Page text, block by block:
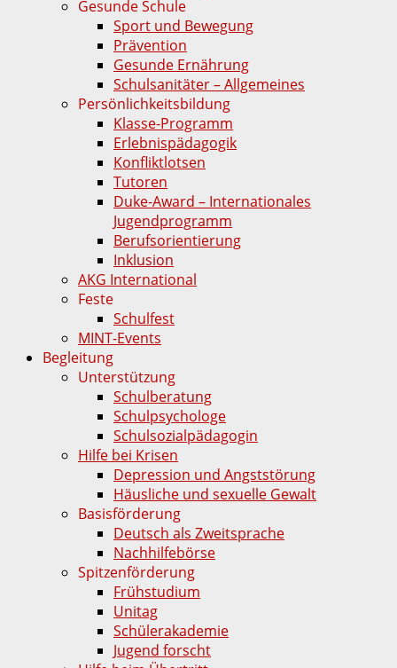
Gesunde Schule
Sport und Bewegung
Prävention
Gesunde Ernährung
Schulsanitäter – Allgemeines
Persönlichkeitsbildung
Klasse-Programm
Erlebnispädagogik
Konfliktlotsen
Tutoren
Duke-Award – Internationales
Jugendprogramm
Berufsorientierung
Inklusion
AKG International
Feste
Schulfest
MINT-Events
Begleitung
Unterstützung
Schulberatung
Schulpsychologe
Schulsozialpädagogin
Hilfe bei Krisen
Depression und Angststörung
Häusliche und sexuelle Gewalt
Basisförderung
Deutsch als Zweitsprache
Nachhilfebörse
Spitzenförderung
Frühstudium
Unitag
Schülerakademie
Jugend forscht